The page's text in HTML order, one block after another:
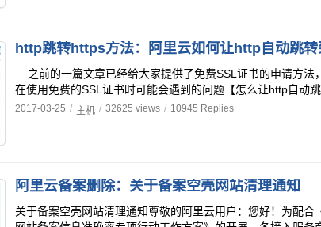
之前的一篇文章已经给大家提供了免费SSL证书的申请方法
在使用免费的SSL证书时可能会遇到的问题【怎么让http自动跳
2017-03-25 / 主机 / 32625 views / 10945 Replies
阿里云备案删除：关于备案空壳网站清理通知
关于备案空壳网站清理通知尊敬的阿里云用户：您好！为配合